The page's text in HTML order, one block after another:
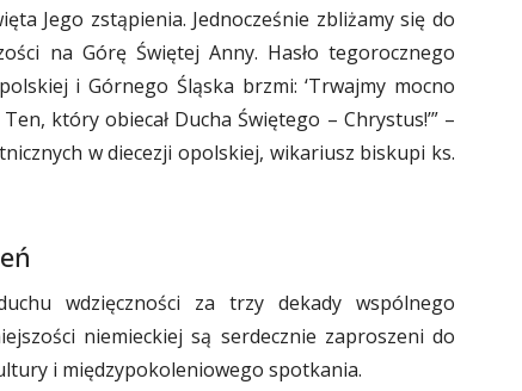
Jego zstąpienia. Jednocześnie zbliżamy się do
na Górę Świętej Anny. Hasło tegorocznego
i Górnego Śląska brzmi: ‘Trwajmy mocno
który obiecał Ducha Świętego – Chrystus!’” –
w diecezji opolskiej, wikariusz biskupi ks.
wdzięczności za trzy dekady wspólnego
niemieckiej są serdecznie zaproszeni do
i międzypokoleniowego spotkania.